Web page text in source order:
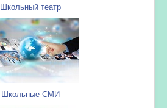
Школьный театр
Школьные СМИ